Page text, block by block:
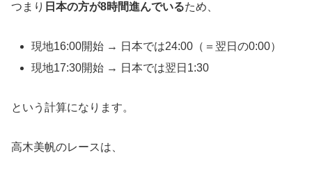
つまり 日本の方が8時間進んでいるため、
現地16:00開始 → 日本では24:00（＝翌日の0:00）
現地17:30開始 → 日本では翌日1:30
という計算になります。
高木美帆のレースは、